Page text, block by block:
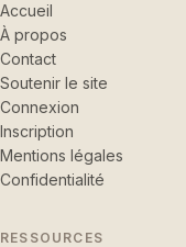
Accueil
À propos
Contact
Soutenir le site
Connexion
Inscription
Mentions légales
Confidentialité
RESSOURCES